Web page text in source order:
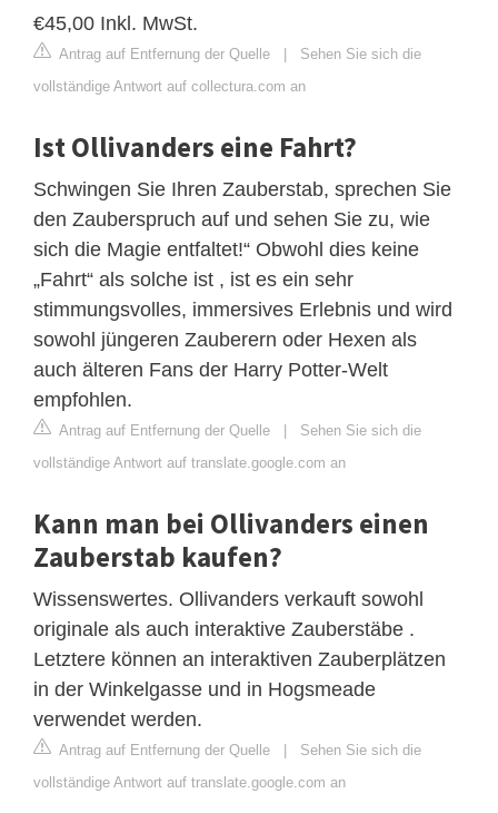
€45,00 Inkl. MwSt.
Antrag auf Entfernung der Quelle | Sehen Sie sich die
vollständige Antwort auf collectura.com an
Ist Ollivanders eine Fahrt?
Schwingen Sie Ihren Zauberstab, sprechen Sie
den Zauberspruch auf und sehen Sie zu, wie
sich die Magie entfaltet!“ Obwohl dies keine
„Fahrt“ als solche ist , ist es ein sehr
stimmungsvolles, immersives Erlebnis und wird
sowohl jüngeren Zauberern oder Hexen als
auch älteren Fans der Harry Potter-Welt
empfohlen.
Antrag auf Entfernung der Quelle | Sehen Sie sich die
vollständige Antwort auf translate.google.com an
Kann man bei Ollivanders einen
Zauberstab kaufen?
Wissenswertes. Ollivanders verkauft sowohl
originale als auch interaktive Zauberstäbe .
Letztere können an interaktiven Zauberplätzen
in der Winkelgasse und in Hogsmeade
verwendet werden.
Antrag auf Entfernung der Quelle | Sehen Sie sich die
vollständige Antwort auf translate.google.com an